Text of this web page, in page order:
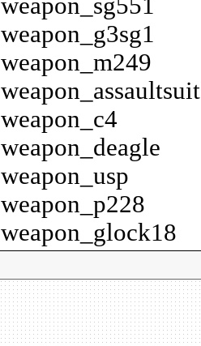
weapon_sg551
weapon_g3sg1
weapon_m249
weapon_assaultsuit
weapon_c4
weapon_deagle
weapon_usp
weapon_p228
weapon_glock18